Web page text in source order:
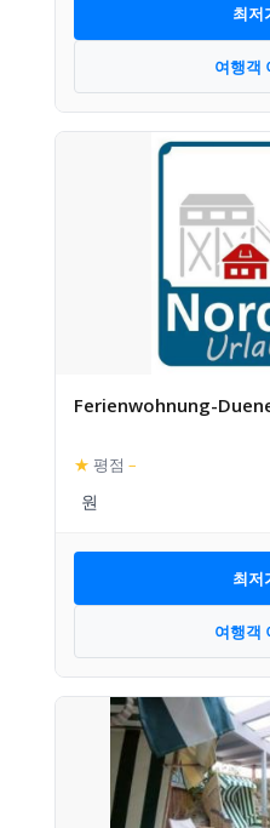
최저
여행객
Ferienwohnung-
★ 평점 –
최저
여행객